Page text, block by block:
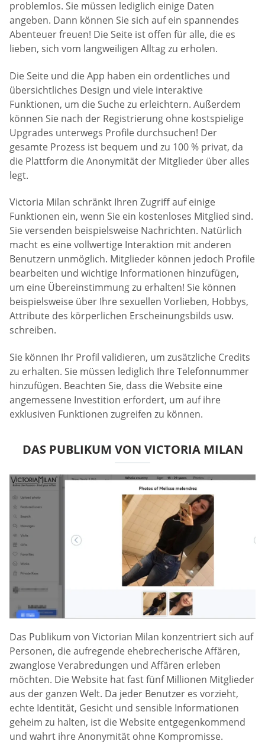
problemlos. Sie müssen lediglich einige Daten
angeben. Dann können Sie sich auf ein spannendes
Abenteuer freuen! Die Seite ist offen für alle, die es
lieben, sich vom langweiligen Alltag zu erholen.
Die Seite und die App haben ein ordentliches und
übersichtliches Design und viele interaktive
Funktionen, um die Suche zu erleichtern. Außerdem
können Sie nach der Registrierung ohne kostspielige
Upgrades unterwegs Profile durchsuchen! Der
gesamte Prozess ist bequem und zu 100 % privat, da
die Plattform die Anonymität der Mitglieder über alles
legt.
Victoria Milan schränkt Ihren Zugriff auf einige
Funktionen ein, wenn Sie ein kostenloses Mitglied sind.
Sie versenden beispielsweise Nachrichten. Natürlich
macht es eine vollwertige Interaktion mit anderen
Benutzern unmöglich. Mitglieder können jedoch Profile
bearbeiten und wichtige Informationen hinzufügen,
um eine Übereinstimmung zu erhalten! Sie können
beispielsweise über Ihre sexuellen Vorlieben, Hobbys,
Attribute des körperlichen Erscheinungsbilds usw.
schreiben.
Sie können Ihr Profil validieren, um zusätzliche Credits
zu erhalten. Sie müssen lediglich Ihre Telefonnummer
hinzufügen. Beachten Sie, dass die Website eine
angemessene Investition erfordert, um auf ihre
exklusiven Funktionen zugreifen zu können.
DAS PUBLIKUM VON VICTORIA MILAN
Das Publikum von Victorian Milan konzentriert sich auf
Personen, die aufregende ehebrecherische Affären,
zwanglose Verabredungen und Affären erleben
möchten. Die Website hat fast fünf Millionen Mitglieder
aus der ganzen Welt. Da jeder Benutzer es vorzieht,
echte Identität, Gesicht und sensible Informationen
geheim zu halten, ist die Website entgegenkommend
und wahrt ihre Anonymität ohne Kompromisse.